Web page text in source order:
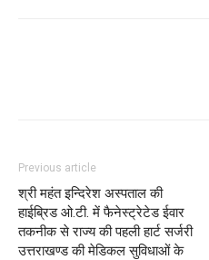
Previous article
श्री महंत इन्दिरेश अस्पताल की
हाईब्रिड ओ.टी. में फैनेस्ट्रेटेड ईवार
तकनीक से राज्य की पहली हार्ट सर्जरी
उत्तराखण्ड की मेडिकल सुविधाओं के